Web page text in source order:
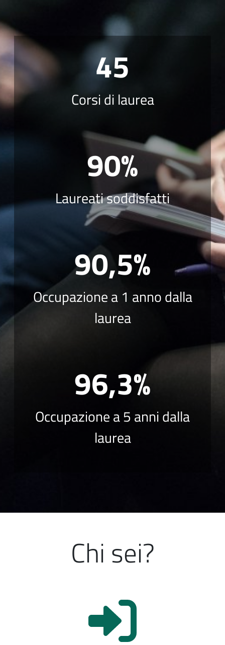
45
Corsi di laurea
90%
Laureati soddisfatti
90,5%
Occupazione a 1 anno dalla
laurea
96,3%
Occupazione a 5 anni dalla
laurea
Chi sei?